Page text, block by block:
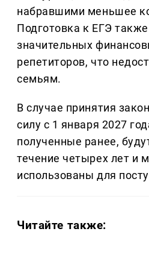
набравшими меньшее
Подготовка к ЕГЭ
значительных
репетиторов, что
семьям.
В случае принятия
силу с 1 января 2027
полученные ранее,
течение четырех лет и
использованы для
Читайте также: